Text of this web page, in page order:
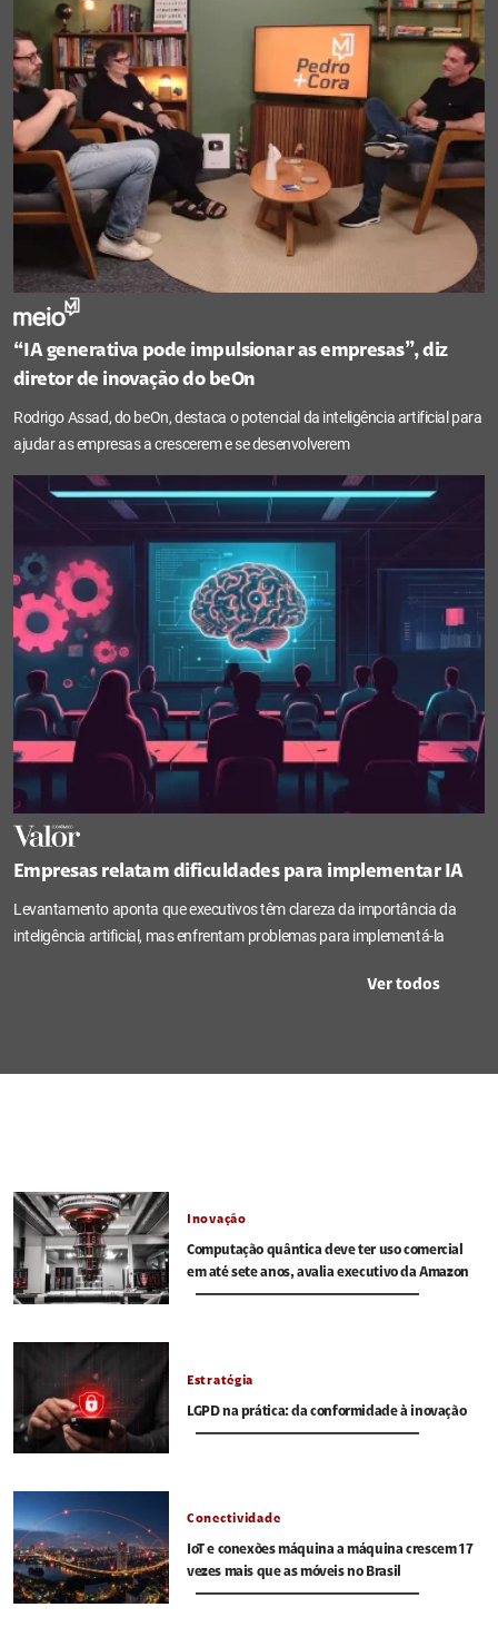
“IA generativa pode impulsionar as empresas”, diz
diretor de inovação do beOn
Rodrigo Assad, do beOn, destaca o potencial da inteligência artificial para
ajudar as empresas a crescerem e se desenvolverem
Empresas relatam dificuldades para implementar IA
Levantamento aponta que executivos têm clareza da importância da
inteligência artificial, mas enfrentam problemas para implementá-la
Ver todos
Inovação
Computação quântica deve ter uso comercial
em até sete anos, avalia executivo da Amazon
Estratégia
LGPD na prática: da conformidade à inovação
Conectividade
IoT e conexões máquina a máquina crescem 17
vezes mais que as móveis no Brasil